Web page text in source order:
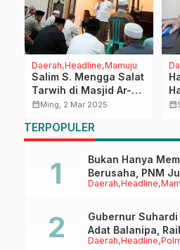
Daerah Headline Mamuju
Salim S. Mengga Salat
Tarwih di Masjid Ar-
Rahman Karema
Moral yang
Disampaikan
calendar_monthMing, 2 Mar 2025 calendar_month
TERPOPULER
Daerah Headline
Bukan Hanya
Berusaha, PNM
Anaknya Untuk
Daerah Headline
Gubernur
Adat Balanipa,
Tappidena